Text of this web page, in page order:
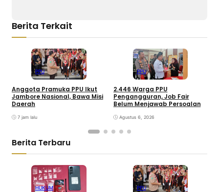
Berita Terkait
PPU
Anggota Pramuka PPU Ikut
Jambore Nasional, Bawa Misi
Daerah
7 jam lalu
PPU
2.446 Warga PPU
Pengangguran, Job Fair
Belum Menjawab Persoalan
Agustus 6, 2026
Berita Terbaru
HUKUM PPU